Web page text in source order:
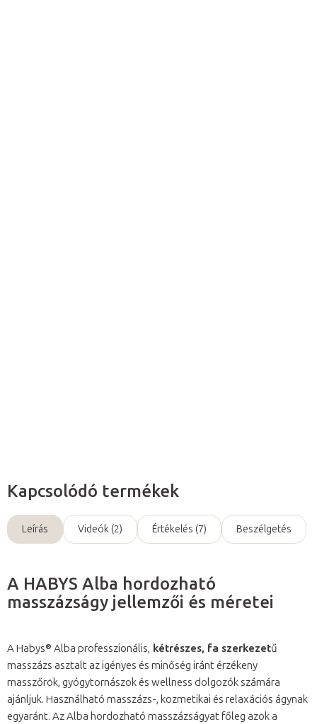
Kapcsolódó termékek
Leírás Videók (2) Értékelés (7) Beszélgetés
A HABYS Alba hordozható
masszázságy jellemzői és méretei
A Habys® Alba professzionális, kétrészes, fa szerkezetű
masszázs asztalt az igényes és minőség iránt érzékeny
masszőrök, gyógytornászok és wellness dolgozók számára
ajánljuk. Használható masszázs-, kozmetikai és relaxációs ágynak
egyaránt. Az Alba hordozható masszázságyat főleg azok a